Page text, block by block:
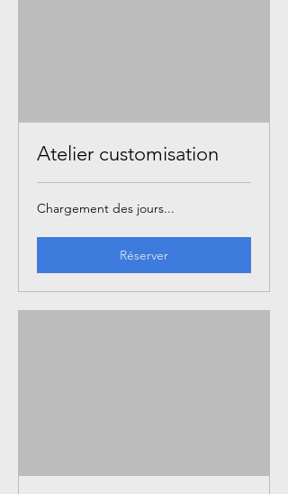
Atelier customisation
Chargement des jours...
Réserver